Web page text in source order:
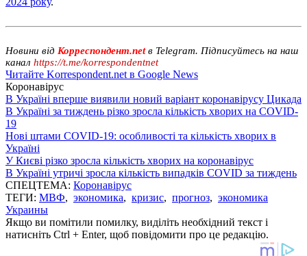
Новини від Корреспондент.netв Telegram. Підписуйтесь на наш
канал https://t.me/korrespondentnet
Читайте Korrespondent.net в Google News
Коронавірус
В Україні вперше виявили новий варіант коронавірусу Цикада
В Україні за тиждень різко зросла кількість хворих на COVID-
19
Нові штами COVID-19: особливості та кількість хворих в
Україні
У Києві різко зросла кількість хворих на коронавірус
В Україні утричі зросла кількість випадків COVID за тиждень
СПЕЦТЕМА: Коронавірус
ТЕГИ: МВФ, экономика, кризис, прогноз, экономика
Украины
Якщо ви помітили помилку, виділіть необхідний текст і
натисніть Ctrl + Enter, щоб повідомити про це редакцію.